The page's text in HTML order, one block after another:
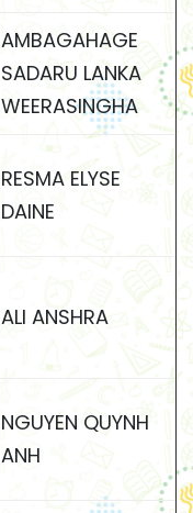
AMBAGAHAGE
SADARU LANKA
WEERASINGHA
RESMA ELYSE
DAINE
ALI ANSHRA
NGUYEN QUYNH
ANH